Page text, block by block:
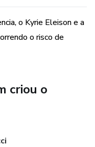
o Kyrie Eleison e a
o risco de
criou o